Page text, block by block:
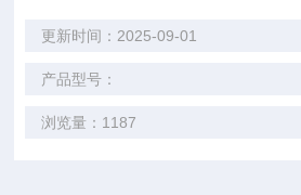
更新时间：2025-09-01
产品型号：
浏览量：1187